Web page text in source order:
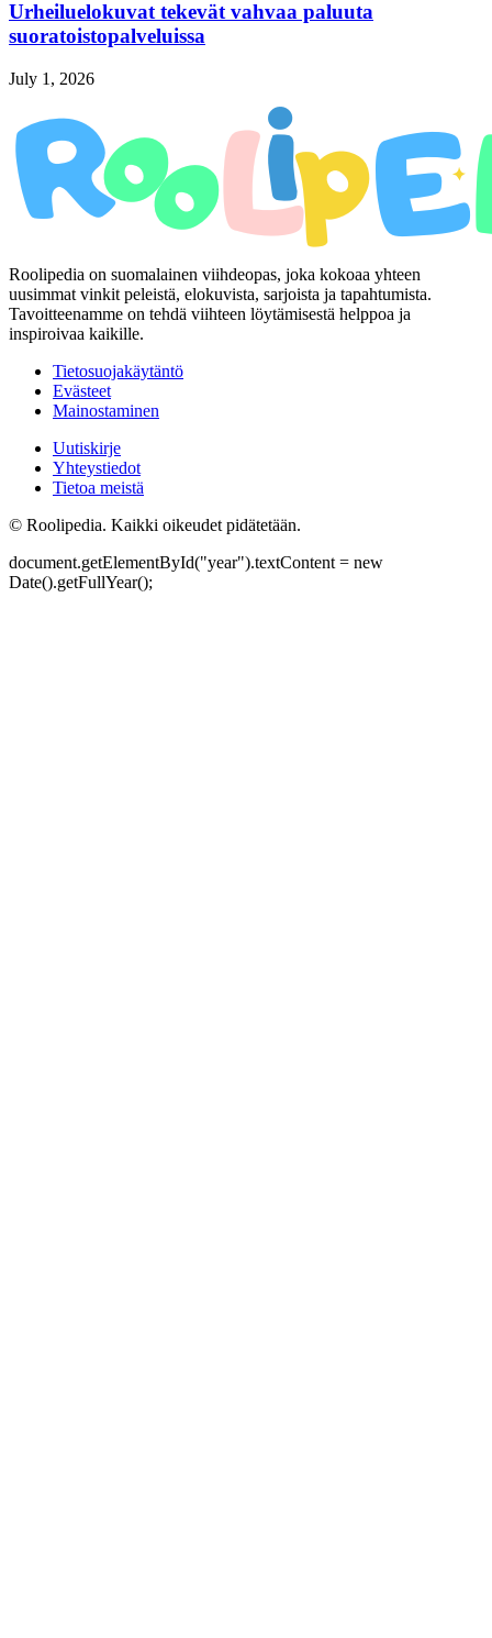
Urheiluelokuvat tekevät vahvaa paluuta
suoratoistopalveluissa
July 1, 2026
Roolipedia on suomalainen viihdeopas, joka kokoaa yhteen
uusimmat vinkit peleistä, elokuvista, sarjoista ja tapahtumista.
Tavoitteenamme on tehdä viihteen löytämisestä helppoa ja
inspiroivaa kaikille.
Tietosuojakäytäntö
Evästeet
Mainostaminen
Uutiskirje
Yhteystiedot
Tietoa meistä
© Roolipedia. Kaikki oikeudet pidätetään.
document.getElementById("year").textContent = new
Date().getFullYear();